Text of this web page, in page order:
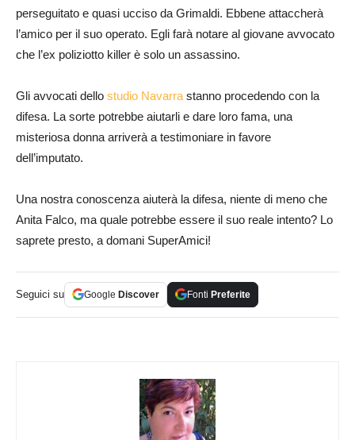
perseguitato e quasi ucciso da Grimaldi. Ebbene attaccherà
l’amico per il suo operato. Egli farà notare al giovane avvocato
che l’ex poliziotto killer è solo un assassino.
Gli avvocati dello studio Navarra stanno procedendo con la
difesa. La sorte potrebbe aiutarli e dare loro fama, una
misteriosa donna arriverà a testimoniare in favore
dell’imputato.
Una nostra conoscenza aiuterà la difesa, niente di meno che
Anita Falco, ma quale potrebbe essere il suo reale intento? Lo
saprete presto, a domani SuperAmici!
Seguici su Google Discover Fonti Preferite